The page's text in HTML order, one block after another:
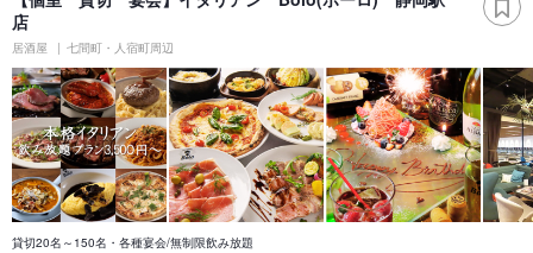
店
居酒屋 七間町・人宿町周辺
貸切20名～150名・各種宴会/無制限飲み放題